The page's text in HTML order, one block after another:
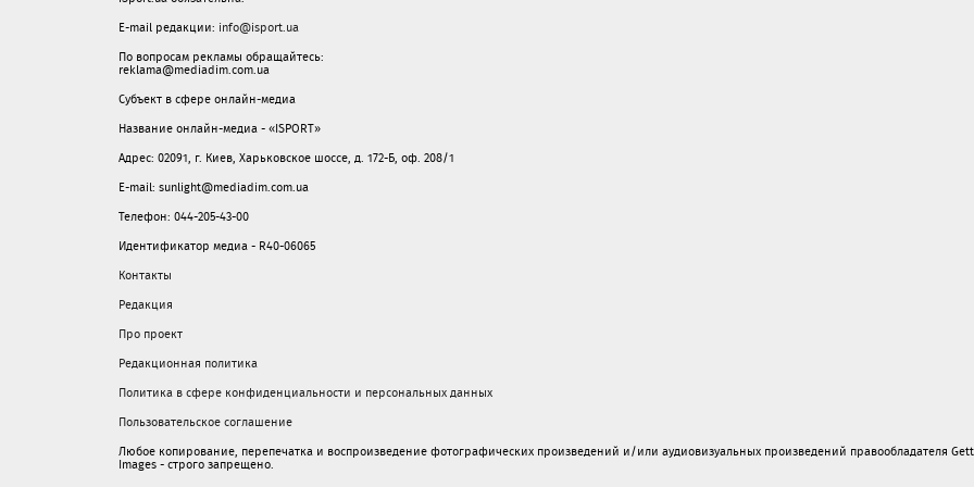
E-mail редакции: info@isport.ua
По вопросам рекламы обращайтесь:
reklama@mediadim.com.ua
Субъект в сфере онлайн-медиа
Название онлайн-медиа - «ISPORT»
Адрес: 02091, г. Киев, Харьковское шоссе, д. 172-Б, оф. 208/1
E-mail: sunlight@mediadim.com.ua
Телефон: 044-205-43-00
Идентификатор медиа - R40-06065
Контакты
Редакция
Про проект
Редакционная политика
Политика в сфере конфиденциальности и персональных данных
Пользовательское соглашение
Любое копирование, перепечатка и воспроизведение фотографических произведений и/или аудиовизуальных произведений правообладателя
Images - строго запрещено.